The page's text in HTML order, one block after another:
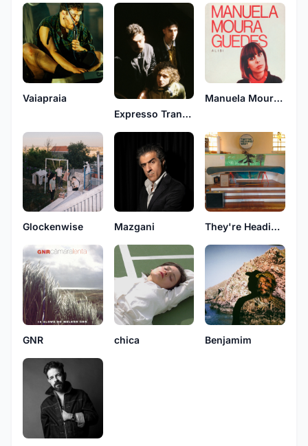
Vaiapraia
Expresso Transatlântico
Manuela Moura Guedes
Glockenwise Mazgani They're Heading West
GNR chica Benjamim